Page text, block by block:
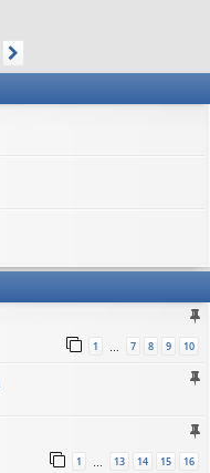
1 … 7 8 9 10
1 … 13 14 15 16